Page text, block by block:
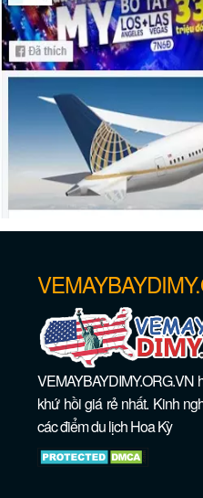
Vé máy bay giá
Vé máy bay giá
VEMAYBAYDIMY.ORG.VN
khứ hồi giá rẻ nhất. Kinh
các điểm du lịch Hoa Kỳ